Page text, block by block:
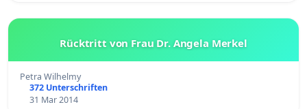
Rücktritt von Frau Dr. Angela Merkel
Petra Wilhelmy
372 Unterschriften
31 Mar 2014